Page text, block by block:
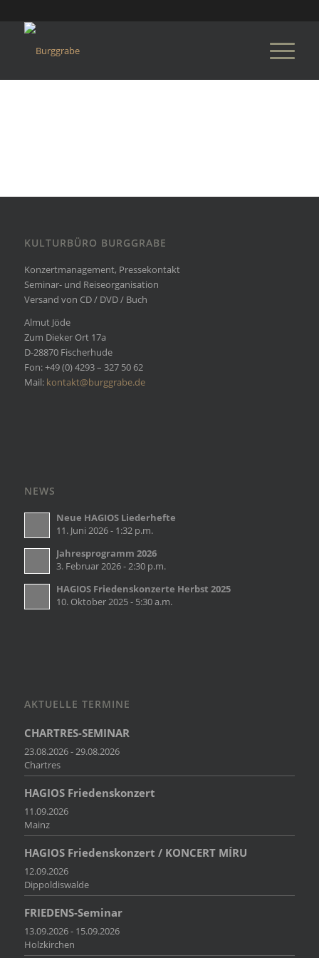
KULTURBÜRO BURGGRABE
Konzertmanagement, Pressekontakt
Seminar- und Reiseorganisation
Versand von CD / DVD / Buch
Almut Jöde
Zum Dieker Ort 17a
D-28870 Fischerhude
Fon: +49 (0) 4293 – 327 50 62
Mail: kontakt@burggrabe.de
NEWS
Neue HAGIOS Liederhefte
11. Juni 2026 - 1:32 p.m.
Jahresprogramm 2026
3. Februar 2026 - 2:30 p.m.
HAGIOS Friedenskonzerte Herbst 2025
10. Oktober 2025 - 5:30 a.m.
AKTUELLE TERMINE
CHARTRES-SEMINAR
23.08.2026 - 29.08.2026
Chartres
HAGIOS Friedenskonzert
11.09.2026
Mainz
HAGIOS Friedenskonzert / KONCERT MÍRU
12.09.2026
Dippoldiswalde
FRIEDENS-Seminar
13.09.2026 - 15.09.2026
Holzkirchen